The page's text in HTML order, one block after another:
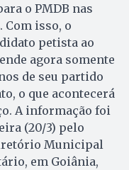
o PMDB nas
Com isso, o
petista ao
agora somente
de seu partido
o que acontecerá
A informação foi
(20/3) pelo
Municipal
em Goiânia,